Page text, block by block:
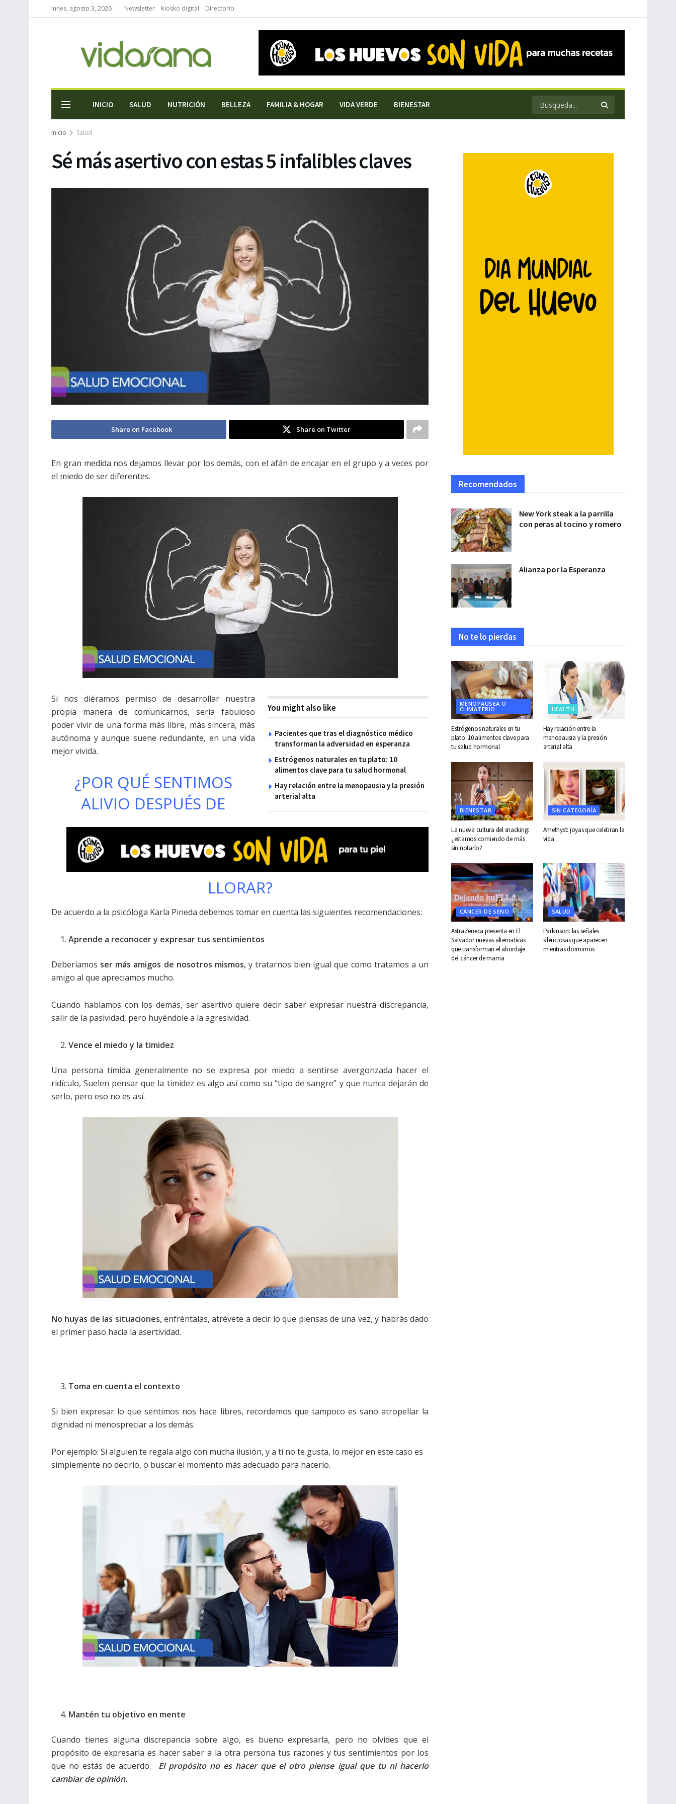
lunes, agosto 3, 2026 Newsletter Kiosko digital Directorio
INICIO SALUD NUTRICIÓN BELLEZA FAMILIA & HOGAR VIDA VERDE BIENESTAR
Inicio Salud
Sé más asertivo con estas 5 infalibles claves
Share on Facebook Share on Twitter
En gran medida nos dejamos llevar por los demás, con el afán de encajar en el grupo y a veces por
el miedo de ser diferentes.
You might also like
Pacientes que tras el diagnóstico médico
transforman la adversidad en esperanza
Estrógenos naturales en tu plato: 10
alimentos clave para tu salud hormonal
Hay relación entre la menopausia y la presión
arterial alta
Si nos diéramos permiso de desarrollar nuestra
propia manera de comunicarnos, sería fabuloso
poder vivir de una forma más libre, más sincera, más
autónoma y aunque suene redundante, en una vida
mejor vivida.
¿POR QUÉ SENTIMOS
ALIVIO DESPUÉS DE
LLORAR?
De acuerdo a la psicóloga Karla Pineda debemos tomar en cuenta las siguientes recomendaciones:
Aprende a reconocer y expresar tus sentimientos
Deberíamos ser más amigos de nosotros mismos,y tratarnos bien igual que como tratamos a un
amigo al que apreciamos mucho.
Cuando hablamos con los demás, ser asertivo quiere decir saber expresar nuestra discrepancia,
salir de la pasividad, pero huyéndole a la agresividad.
Vence el miedo y la timidez
Una persona tímida generalmente no se expresa por miedo a sentirse avergonzada hacer el
ridículo, Suelen pensar que la timidez es algo así como su “tipo de sangre” y que nunca dejarán de
serlo, pero eso no es así.
No huyas de las situaciones,enfréntalas, atrévete a decir lo que piensas de una vez, y habrás dado
el primer paso hacia la asertividad.
Toma en cuenta el contexto
Si bien expresar lo que sentimos nos hace libres, recordemos que tampoco es sano atropellar la
dignidad ni menospreciar a los demás.
Por ejemplo: Si alguien te regala algo con mucha ilusión, y a ti no te gusta, lo mejor en este caso es
simplemente no decirlo, o buscar el momento más adecuado para hacerlo.
Mantén tu objetivo en mente
Cuando tienes alguna discrepancia sobre algo, es bueno expresarla, pero no olvides que el
propósito de expresarla es hacer saber a la otra persona tus razones y tus sentimientos por los
que no estás de acuerdo. El propósito no es hacer que el otro piense igual que tu ni hacerlo
cambiar de opinión.
Recomendados
New York steak a la parrilla
con peras al tocino y romero
Alianza por la Esperanza
No te lo pierdas
MENOPAUSEA O
CLIMATERIO
Estrógenos naturales en tu
plato: 10 alimentos clave para
tu salud hormonal
HEALTH
Hay relación entre la
menopausia y la presión
arterial alta
BIENESTAR
La nueva cultura del snacking:
¿estamos comiendo de más
sin notarlo?
SIN CATEGORÍA
Amethyst: joyas que celebran la
vida
CÁNCER DE SENO
AstraZeneca presenta en El
Salvador nuevas alternativas
que transforman el abordaje
del cáncer de mama
SALUD
Parkinson: las señales
silenciosas que aparecen
mientras dormimos